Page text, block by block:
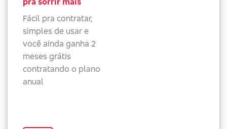
Fácil pra contratar,
simples de usar e
você ainda ganha 2
meses grátis
contratando o plano
anual